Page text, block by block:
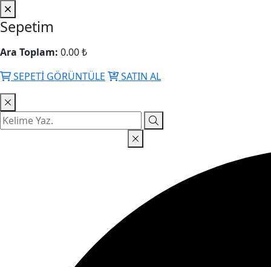
Sepetim
Ara Toplam: 0.00 ₺
SEPETİ GÖRÜNTÜLE
SATIN AL